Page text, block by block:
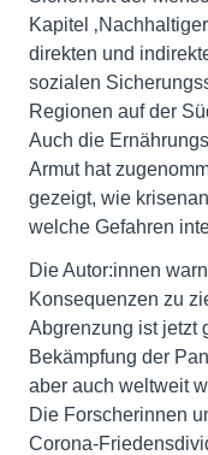
Kapitel
direkten und
sozialen
Regionen auf der
Auch die
Armut hat
gezeigt, wie
welche Gefahren
Die Autor:innen
Konsequenzen zu
Abgrenzung ist jetzt
Bekämpfung der
aber auch weltweit
Die Forscherinnen
Corona-